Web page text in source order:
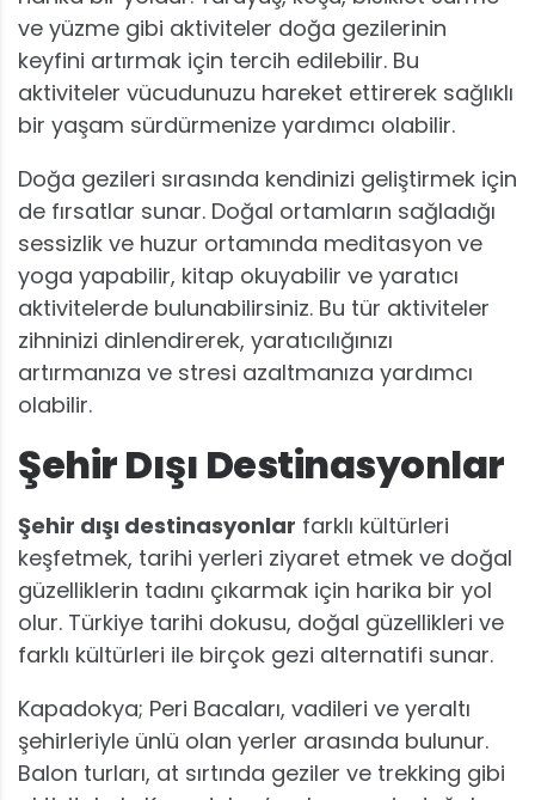
ve yüzme gibi aktiviteler doğa gezilerinin
keyfini artırmak için tercih edilebilir. Bu
aktiviteler vücudunuzu hareket ettirerek sağlıklı
bir yaşam sürdürmenize yardımcı olabilir.
Doğa gezileri sırasında kendinizi geliştirmek için
de fırsatlar sunar. Doğal ortamların sağladığı
sessizlik ve huzur ortamında meditasyon ve
yoga yapabilir, kitap okuyabilir ve yaratıcı
aktivitelerde bulunabilirsiniz. Bu tür aktiviteler
zihninizi dinlendirerek, yaratıcılığınızı
artırmanıza ve stresi azaltmanıza yardımcı
olabilir.
Şehir Dışı Destinasyonlar
Şehir dışı destinasyonlar farklı kültürleri
keşfetmek, tarihi yerleri ziyaret etmek ve doğal
güzelliklerin tadını çıkarmak için harika bir yol
olur. Türkiye tarihi dokusu, doğal güzellikleri ve
farklı kültürleri ile birçok gezi alternatifi sunar.
Kapadokya; Peri Bacaları, vadileri ve yeraltı
şehirleriyle ünlü olan yerler arasında bulunur.
Balon turları, at sırtında geziler ve trekking gibi